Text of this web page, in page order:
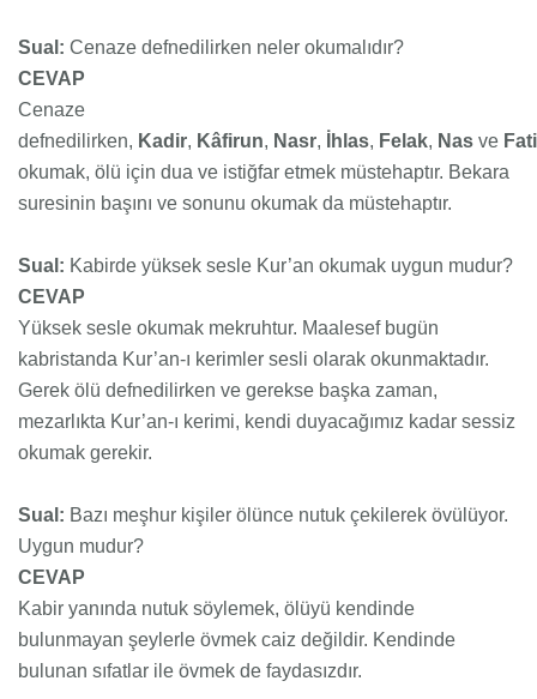
Sual: Cenaze defnedilirken neler okumalıdır?
CEVAP
Cenaze
defnedilirken, Kadir, Kâfirun, Nasr, İhlas, Felak, Nas ve
okumak, ölü için dua ve istiğfar etmek müstehaptır. Bekara
suresinin başını ve sonunu okumak da müstehaptır.
Sual: Kabirde yüksek sesle Kur’an okumak uygun mudur?
CEVAP
Yüksek sesle okumak mekruhtur. Maalesef bugün
kabristanda Kur’an-ı kerimler sesli olarak okunmaktadır.
Gerek ölü defnedilirken ve gerekse başka zaman,
mezarlıkta Kur’an-ı kerimi, kendi duyacağımız kadar sessiz
okumak gerekir.
Sual: Bazı meşhur kişiler ölünce nutuk çekilerek övülüyor.
Uygun mudur?
CEVAP
Kabir yanında nutuk söylemek, ölüyü kendinde
bulunmayan şeylerle övmek caiz değildir. Kendinde
bulunan sıfatlar ile övmek de faydasızdır.